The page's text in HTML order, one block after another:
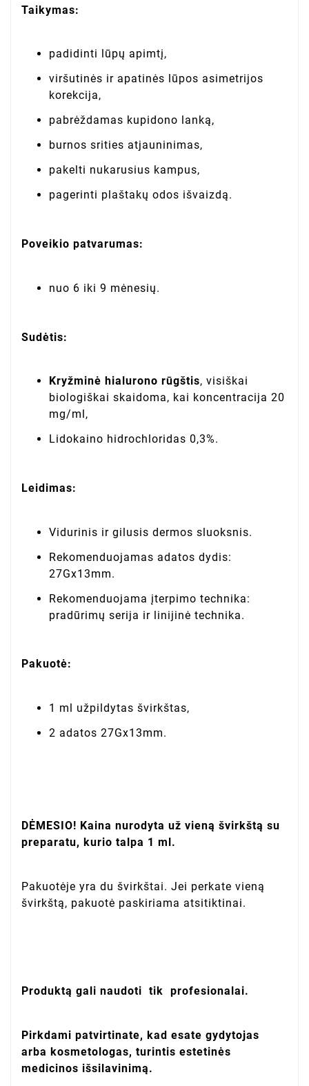
Taikymas:
padidinti lūpų apimtį,
viršutinės ir apatinės lūpos asimetrijos
korekcija,
pabrėždamas kupidono lanką,
burnos srities atjauninimas,
pakelti nukarusius kampus,
pagerinti plaštakų odos išvaizdą.
Poveikio patvarumas:
nuo 6 iki 9 mėnesių.
Sudėtis:
Kryžminė hialurono rūgštis, visiškai
biologiškai skaidoma, kai koncentracija 20
mg/ml,
Lidokaino hidrochloridas 0,3%.
Leidimas:
Vidurinis ir gilusis dermos sluoksnis.
Rekomenduojamas adatos dydis:
27Gx13mm.
Rekomenduojama įterpimo technika:
pradūrimų serija ir linijinė technika.
Pakuotė:
1 ml užpildytas švirkštas,
2 adatos 27Gx13mm.
DĖMESIO! Kaina nurodyta už vieną švirkštą su
preparatu, kurio talpa 1 ml.
Pakuotėje yra du švirkštai. Jei perkate vieną
švirkštą, pakuotė paskiriama atsitiktinai.
Produktą gali naudoti tik profesionalai.
Pirkdami patvirtinate, kad esate gydytojas
arba kosmetologas, turintis estetinės
medicinos išsilavinimą.